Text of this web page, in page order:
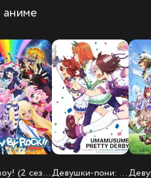
аниме
Рок-шоу! (2 сезон) Девушки-пони: Славное дерби